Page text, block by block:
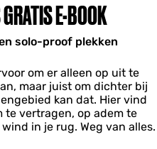
E-BOOK
solo-proof plekken
om er alleen op uit te
maar juist om dichter bij
kan dat. Hier vind
te vertragen, op adem te
in je rug. Weg van alles.